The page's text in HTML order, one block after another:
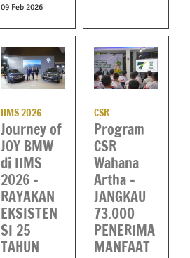
09 Feb 2026
IIMS 2026
Journey of
JOY BMW
di IIMS
2026 –
RAYAKAN
EKSISTEN
SI 25
TAHUN
CSR
Program
CSR
Wahana
Artha –
JANGKAU
73.000
PENERIMA
MANFAAT